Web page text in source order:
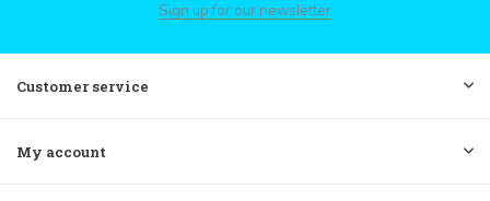
Sign up for our newsletter
Customer service
My account